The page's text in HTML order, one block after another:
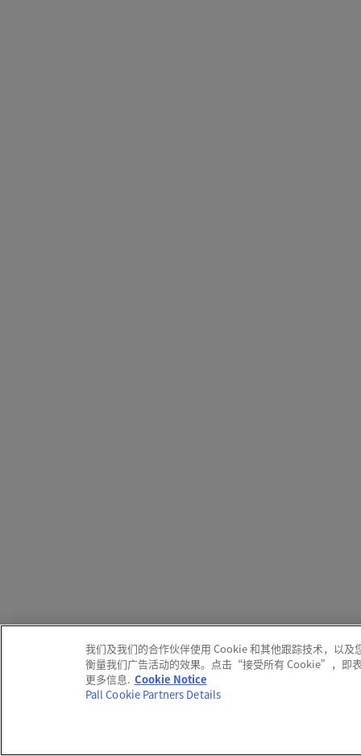
我们及我们的合作伙伴使用 Cookie 和其他跟踪技术，以
衡量我们广告活动的效果。点击“接受所有 Cookie”，即
更多信息. Cookie Notice
Pall Cookie Partners Details